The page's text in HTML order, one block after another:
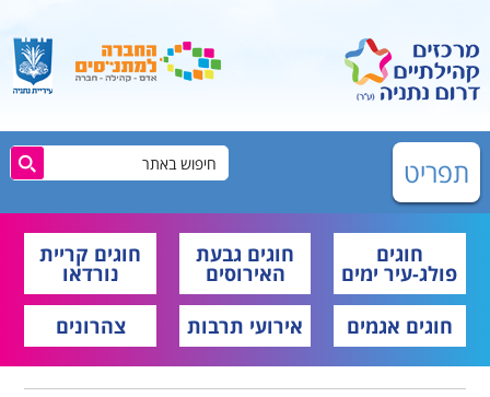
תפריט
חוגים
פולג-עיר ימים
חוגים גבעת
האירוסים
חוגים קריית
נורדאו
חוגים אגמים
אירועי תרבות צהרונים